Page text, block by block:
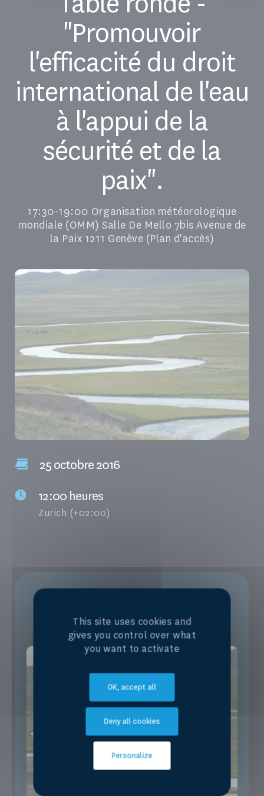
"Promouvoir
l'efficacité du droit
international de l'eau
à l'appui de la
sécurité et de la
paix".
17:30-19:00 Organisation météorologique
mondiale (OMM) Salle De Mello 7bis Avenue de
la Paix 1211 Genève (Plan d'accès)
25 octobre 2016
12:00 heures
Zurich (+02:00)
Impact
This site uses cookies and
gives you control over what
you want to activate
OK, accept all
Deny all cookies
Personalize